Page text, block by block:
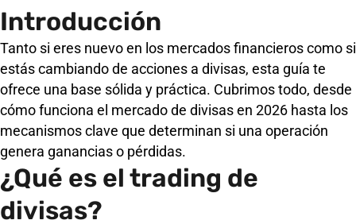
Introducción
Tanto si eres nuevo en los mercados financieros como si
estás cambiando de acciones a divisas, esta guía te
ofrece una base sólida y práctica. Cubrimos todo, desde
cómo funciona el mercado de divisas en 2026 hasta los
mecanismos clave que determinan si una operación
genera ganancias o pérdidas.
¿Qué es el trading de
divisas?